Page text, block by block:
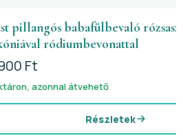
rózsaszín-fehér